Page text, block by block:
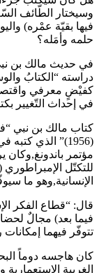
وسيختار الطّائف
فيها بقيّة عمْره)
حلمه وأمَله؟
في حديث مالك بن
دراسته “الكتابُ
كفيْضٍ معرفي
في إحداث التّغيير
كتاب مالك بن نبي
(1956)” الذي
مؤتمر باندونغ,وكان
للتكتّل الإمبراطوري
الإنسانية,وهو ما
قال: “قطاع الفكر
فيما بعد) مجالٌ
تتوفّر فيهما
كان هاجسه دوماً
الغربية